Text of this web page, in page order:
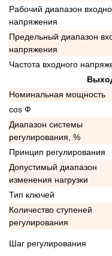
Рабочий диапазон
напряжения
Предельный диапазон
напряжения
Частота входного
Номинальная мощность
cos Ф
Диапазон системы
регулирования, %
Принцип регулирования
Допустимый диапазон
изменения нагрузки
Тип ключей
Количество ступеней
регулирования
Шаг регулирования